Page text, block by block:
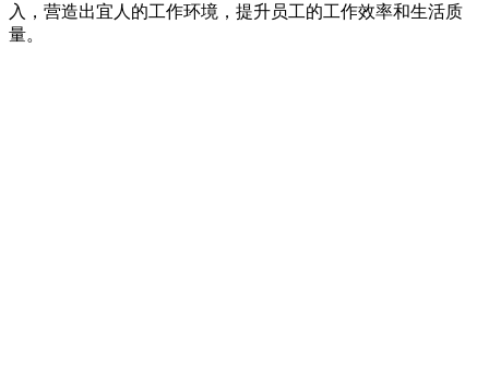
入，营造出宜人的工作环境，提升员工的工作效率和生活质
量。